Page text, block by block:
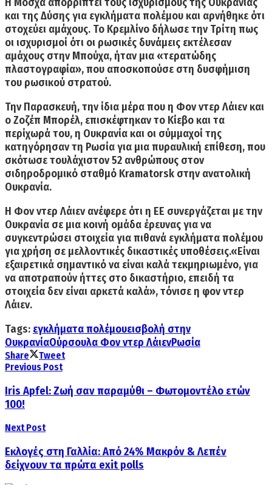
και της Δύσης για εγκλήματα πολέμου και αρνήθηκε ότι
στοχεύει αμάχους. Το Κρεμλίνο δήλωσε την Τρίτη πως
οι ισχυρισμοί ότι οι ρωσικές δυνάμεις εκτέλεσαν
αμάχους στην Μπούχα, ήταν μια «τερατώδης
πλαστογραφία», που αποσκοπούσε στη δυσφήμιση
του ρωσικού στρατού.
Την Παρασκευή, την ίδια μέρα που η Φον ντερ Λάιεν και
ο Ζοζέπ Μπορέλ, επισκέφτηκαν το Κίεβο και τα
περίχωρά του, η Ουκρανία και οι σύμμαχοί της
κατηγόρησαν τη Ρωσία για μια πυραυλική επίθεση, που
σκότωσε τουλάχιστον 52 ανθρώπους στον
σιδηροδρομικό σταθμό Kramatorsk στην ανατολική
Ουκρανία.
Η Φον ντερ Λάιεν ανέφερε ότιη ΕΕ συνεργάζεται με την
Ουκρανία σε μια κοινή ομάδα έρευνας για να
συγκεντρώσει στοιχεία για πιθανά εγκλήματα πολέμου
για χρήση σε μελλοντικές δικαστικές υποθέσεις.«Είναι
εξαιρετικά σημαντικό να είναι καλά τεκμηριωμένο, για
να αποτραπούν ήττες στο δικαστήριο, επειδή τα
στοιχεία δεν είναι αρκετά καλά», τόνισε η φον ντερ
Λάιεν.
Tags: εγκλήματα πολέμουεισβολή στην
ΟυκρανίαΟύρσουλα Φον ντερ ΛάιενΡωσία
Share
Tweet
Previous Post
Iris Apfel: Ζωή σαν παραμύθι – Φωτομοντέλο ετών
100!
Next Post
Εκλογές στη Γαλλία: Από 24% Μακρόν & Λεπέν
δείχνουν τα πρώτα exit polls